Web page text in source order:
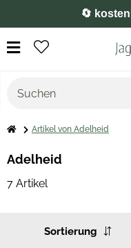
🔄
Artikel von Adelheid
Adelheid
7 Artikel
Sortierung